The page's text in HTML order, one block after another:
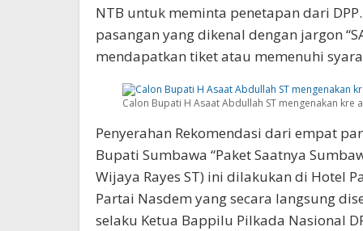
NTB untuk meminta penetapan dari
pasangan yang dikenal dengan jargon
mendapatkan tiket atau memenuhi
Calon Bupati H Asaat Abdullah ST mengenakan
Penyerahan Rekomendasi dari empat
Bupati Sumbawa “Paket Saatnya
Wijaya Rayes ST) ini dilakukan di Hotel
Partai Nasdem yang secara langsung
selaku Ketua Bappilu Pilkada Nasional